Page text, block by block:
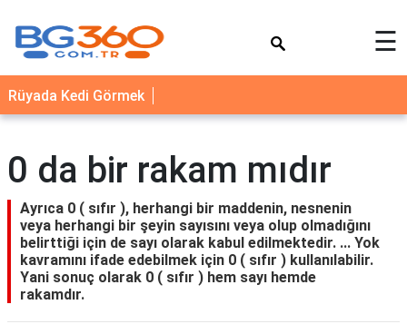
YEMEK
TARİFLERİ
NEDİR
FAYDALARI
SAĞLIK
İLETİŞİM
☰
Rüyada Kedi Görmek
0 da bir rakam mıdır
Ayrıca 0 ( sıfır ), herhangi bir maddenin, nesnenin
veya herhangi bir şeyin sayısını veya olup olmadığını
belirttiği için de sayı olarak kabul edilmektedir. ... Yok
kavramını ifade edebilmek için 0 ( sıfır ) kullanılabilir.
Yani sonuç olarak 0 ( sıfır ) hem sayı hemde
rakamdır.